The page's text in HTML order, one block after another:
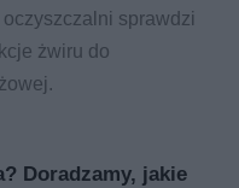
sprawdzi
żwiru do
Doradzamy, jakie